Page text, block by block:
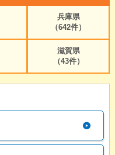
兵庫県
（642件）
滋賀県
（43件）